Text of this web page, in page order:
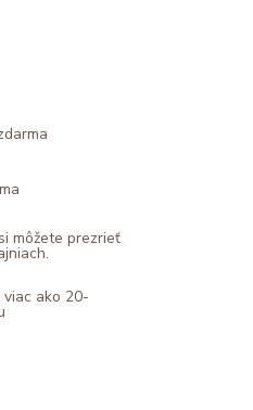
môžete prezrieť
viac ako 20-